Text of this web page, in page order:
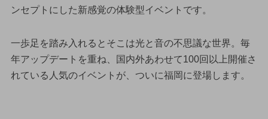
ンセプトにした新感覚の体験型イベントです。
一歩足を踏み入れるとそこは光と音の不思議な世界。毎
年アップデートを重ね、国内外あわせて100回以上開催さ
れている人気のイベントが、ついに福岡に登場します。